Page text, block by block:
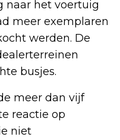
naar het voertuig
meer exemplaren
werden. De
busjes.
meer dan vijf
reactie op
niet